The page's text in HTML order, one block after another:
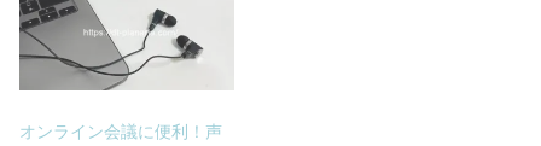
オンライン会議に便利！声